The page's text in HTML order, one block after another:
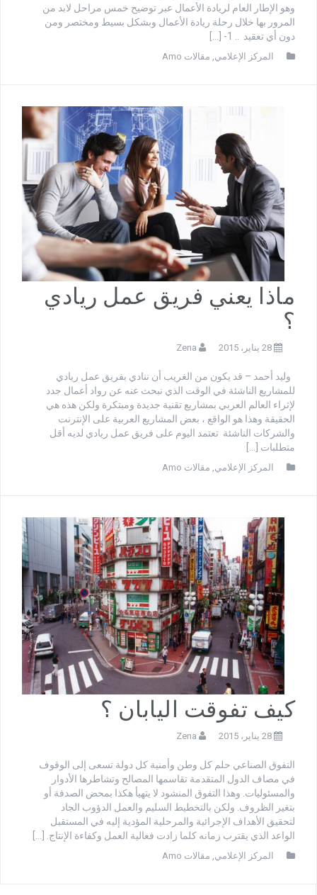
وهو الإطار العام لريادة الأعمال عبر توضيح خمس مراحل لابد من
المرور بها خلال رحلة ريادة الأعمال وبشكل بسيط ومختصر ومن
دون أي تعقيد .. 1- […]
المركز الإعلامي , مقالات Amo
ماذا يعني فريق عمل ريادي
؟
28 يناير، 2015 Zena
وليد أحمد – قد يكون من الغريب أن ننادي بفريق عمل ريادي
للمشاريع الناشئة في الوقت الذي نبحث عنه عن رواد أعمال جدد
لإثراء العالم العربي بمشاريع تقنية جديدة ومبتكرة ولكن هذه هي
الحقيقة وهذا هو الواقع ، بعض المشاريع العربية على الإنترنت
والشركات الناشئة تعتمد اليوم على فريق عمل ريادي لديه أقل
متطلبات […]
المركز الإعلامي , مقالات Amo
كيف تفوقت اليابان ؟
28 يناير، 2015 Zena
التفوق الصناعي حلم كل وطن وأمنية كل دولة تسعى إلى الوقوف
في مصاف الدول المتقدمة تقاسمها المصالح وتشاطرها الأدوار
والمسئوليات. وهذا التفوق المنشود لا يتهيأ هكذا بمحض الصدفة أو
بتغير الظروف. ولكن بالتخطيط السليم والعمل الدؤوب الجاد
لتحقيق الأهداف الإجرائية والمرحلية المؤدية إليه في المستقبل
الواعد الذي يقترب زمانه كلما زادت فعالية العمل وكفاءة الإنتاج. […]
المركز الإعلامي , مقالات Amo